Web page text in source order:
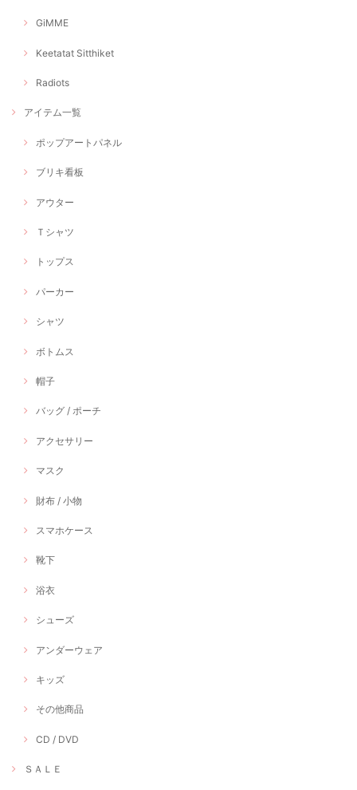
GiMME
Keetatat Sitthiket
Radiots
アイテム一覧
ポップアートパネル
ブリキ看板
アウター
Ｔシャツ
トップス
パーカー
シャツ
ボトムス
帽子
バッグ / ポーチ
アクセサリー
マスク
財布 / 小物
スマホケース
靴下
浴衣
シューズ
アンダーウェア
キッズ
その他商品
CD / DVD
ＳＡＬＥ